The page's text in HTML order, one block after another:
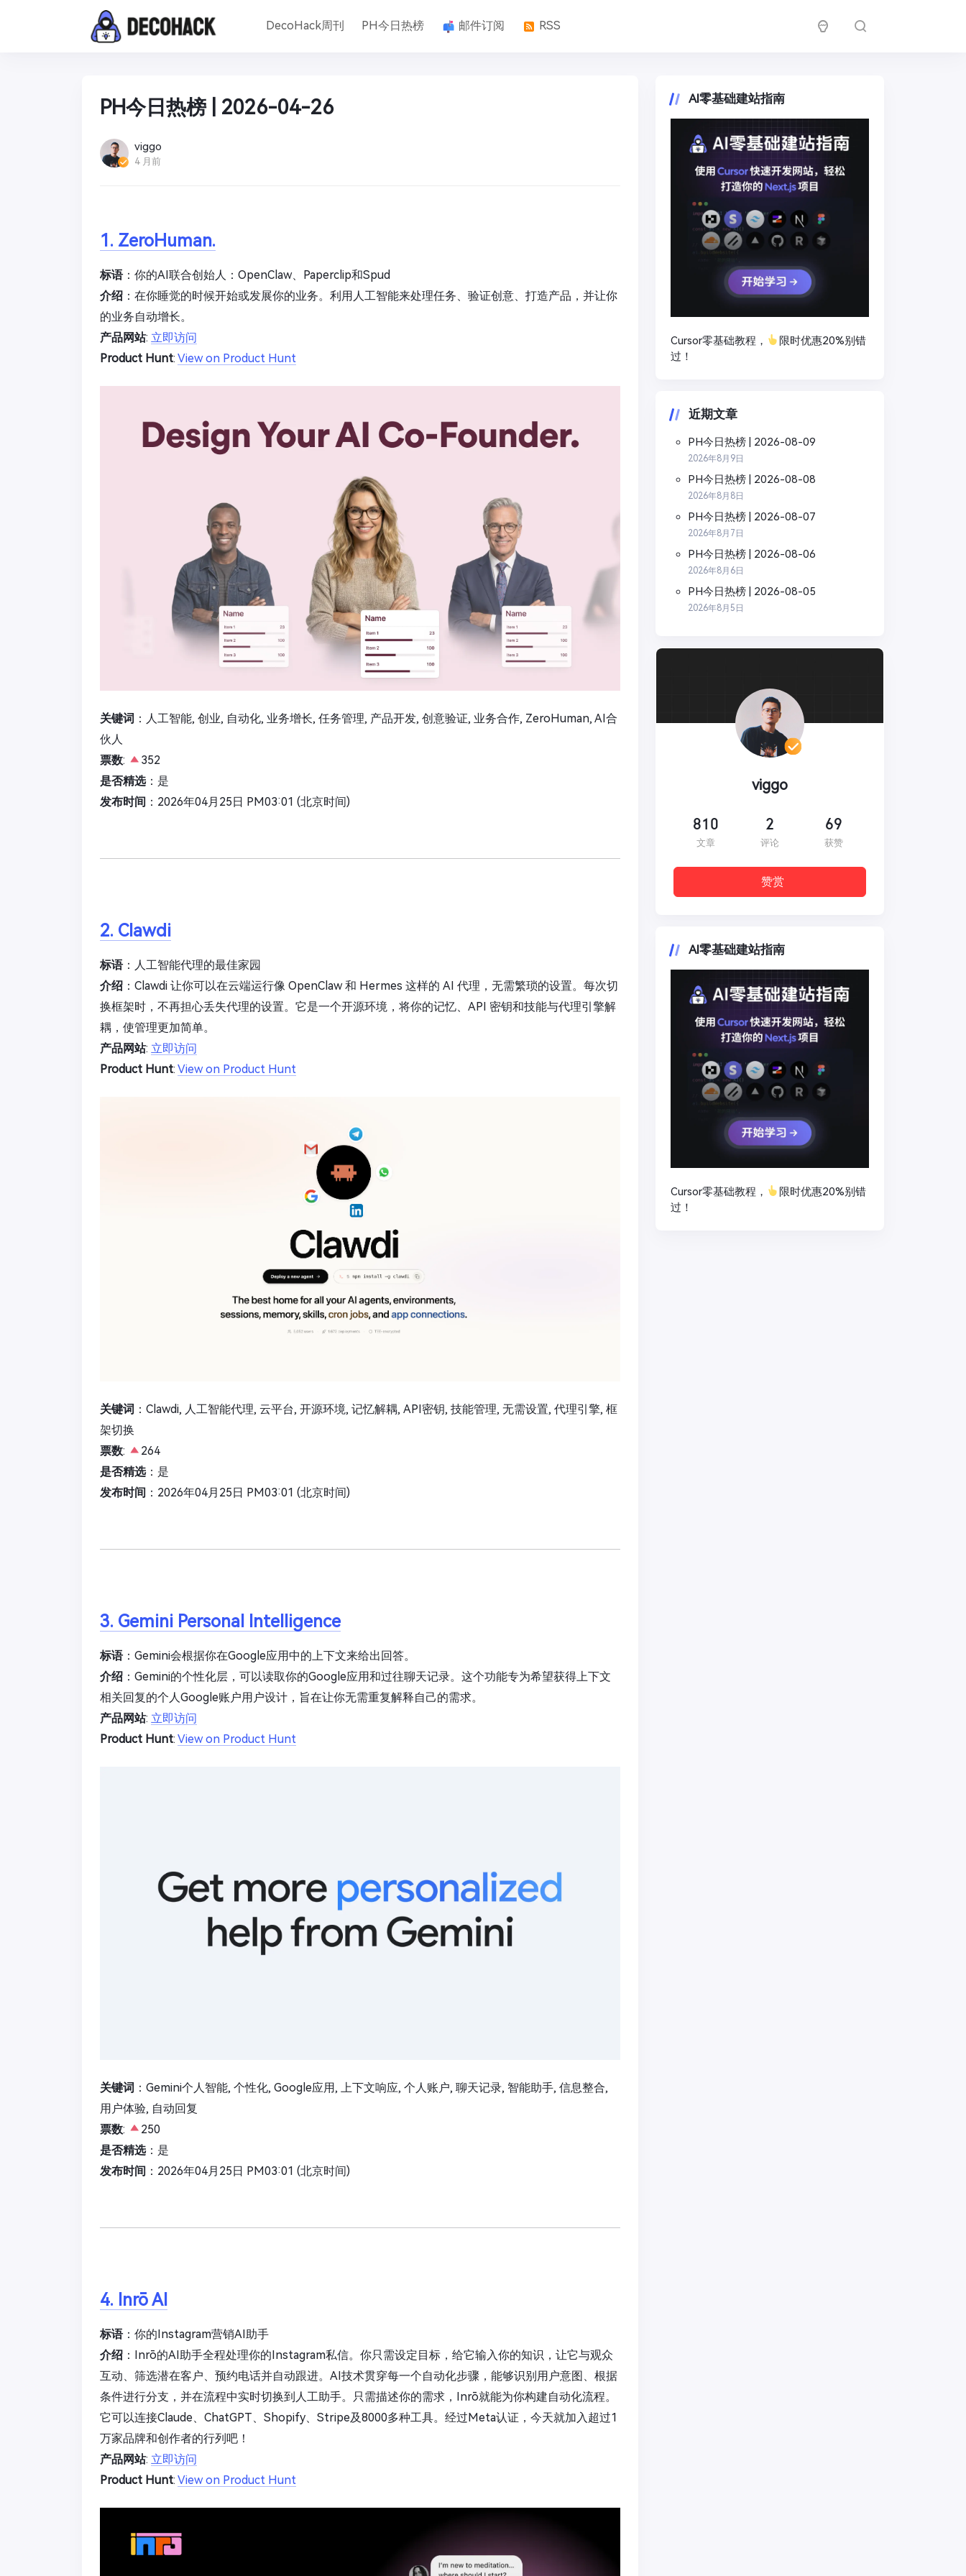
DecoHack周刊 PH今日热榜 邮件订阅 RSS
PH今日热榜 | 2026-04-26
viggo
4 月前
1. ZeroHuman.
标语：你的AI联合创始人：OpenClaw、Paperclip和Spud
介绍 ：在你睡觉的时候开始或发展你的业务。利用人工智能来处理任务、验证创意、打造产品，并让你
的业务自动增长。
产品网站: 立即访问
Product Hunt: View on Product Hunt
关键词 ：人工智能, 创业, 自动化, 业务增长, 任务管理, 产品开发, 创意验证, 业务合作, ZeroHuman, AI合
伙人
票数:
352
是否精选：是
发布时间 ：2026年04月25日 PM03:01 (北京时间)
2. Clawdi
标语：人工智能代理的最佳家园
介绍 ：Clawdi 让你可以在云端运行像 OpenClaw 和 Hermes 这样的 AI 代理，无需繁琐的设置。每次切
换框架时，不再担心丢失代理的设置。它是一个开源环境，将你的记忆、API 密钥和技能与代理引擎解
耦，使管理更加简单。
产品网站: 立即访问
Product Hunt: View on Product Hunt
关键词 ：Clawdi, 人工智能代理, 云平台, 开源环境, 记忆解耦, API密钥, 技能管理, 无需设置, 代理引擎, 框
架切换
票数:
264
是否精选：是
发布时间 ：2026年04月25日 PM03:01 (北京时间)
3. Gemini Personal Intelligence
标语：Gemini会根据你在Google应用中的上下文来给出回答。
介绍 ：Gemini的个性化层，可以读取你的Google应用和过往聊天记录。这个功能专为希望获得上下文
相关回复的个人Google账户用户设计，旨在让你无需重复解释自己的需求。
产品网站: 立即访问
Product Hunt: View on Product Hunt
关键词 ：Gemini个人智能, 个性化, Google应用, 上下文响应, 个人账户, 聊天记录, 智能助手, 信息整合,
用户体验, 自动回复
票数:
250
是否精选：是
发布时间 ：2026年04月25日 PM03:01 (北京时间)
4. Inrō AI
标语：你的Instagram营销AI助手
介绍 ：Inrō的AI助手全程处理你的Instagram私信。你只需设定目标，给它输入你的知识，让它与观众
互动、筛选潜在客户、预约电话并自动跟进。AI技术贯穿每一个自动化步骤，能够识别用户意图、根据
条件进行分支，并在流程中实时切换到人工助手。只需描述你的需求，Inrō就能为你构建自动化流程。
它可以连接Claude、ChatGPT、Shopify、Stripe及8000多种工具。经过Meta认证，今天就加入超过1
万家品牌和创作者的行列吧！
产品网站: 立即访问
Product Hunt: View on Product Hunt
AI零基础建站指南
Cursor零基础教程，
限时优惠20%别错
过！
近期文章
PH今日热榜 | 2026-08-09
2026年8月9日
PH今日热榜 | 2026-08-08
2026年8月8日
PH今日热榜 | 2026-08-07
2026年8月7日
PH今日热榜 | 2026-08-06
2026年8月6日
PH今日热榜 | 2026-08-05
2026年8月5日
viggo
810
文章
2
评论
69
获赞
赞赏
AI零基础建站指南
Cursor零基础教程，
限时优惠20%别错
过！